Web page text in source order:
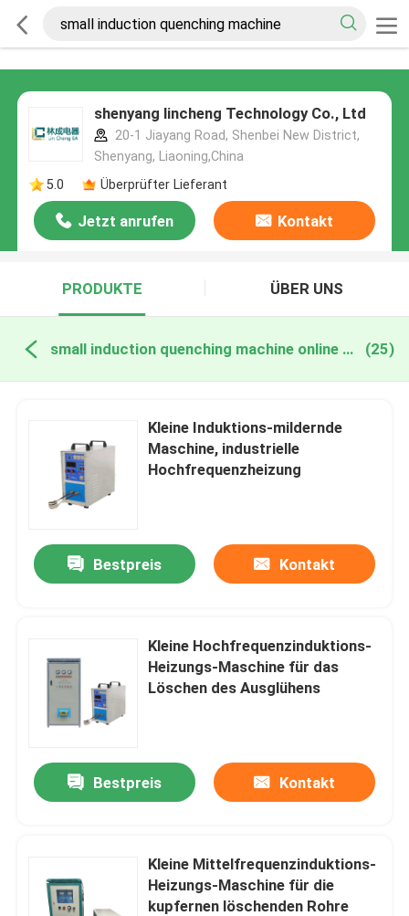
shenyang lincheng Technology Co., Ltd
20-1 Jiayang Road, Shenbei New District,
Shenyang, Liaoning,China
5.0
Überprüfter Lieferant
Jetzt anrufen Kontakt
PRODUKTE ÜBER UNS
small induction quenching machine online manufacture (25)
Kleine Induktions-mildernde
Maschine, industrielle
Hochfrequenzheizung
Bestpreis Kontakt
Kleine Hochfrequenzinduktions-
Heizungs-Maschine für das
Löschen des Ausglühens
Bestpreis Kontakt
Kleine Mittelfrequenzinduktions-
Heizungs-Maschine für die
kupfernen löschenden Rohre